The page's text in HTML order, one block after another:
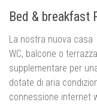
Bed & breakfast
La nostra nuova
WC, balcone o
supplementare per
dotate di aria
connessione internet